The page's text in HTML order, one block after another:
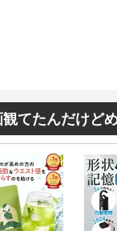
てたんだけど